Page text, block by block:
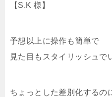
【S.K 様】
予想以上に操作も簡単で
見た目もスタイリッシュで
ちょっとした差別化するの